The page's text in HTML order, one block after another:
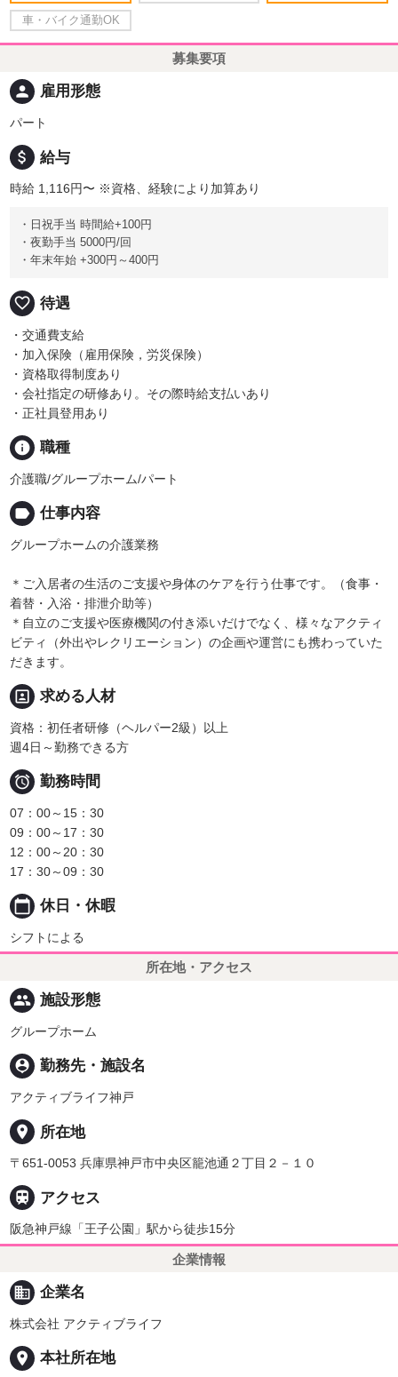
車・バイク通勤OK
募集要項
person 雇用形態
パート
attach_money 給与
時給 1,116円〜 ※資格、経験により加算あり
・日祝手当 時間給+100円
・夜勤手当 5000円/回
・年末年始 +300円～400円
favorite_border 待遇
・交通費支給
・加入保険（雇用保険，労災保険）
・資格取得制度あり
・会社指定の研修あり。その際時給支払いあり
・正社員登用あり
info 職種
介護職/グループホーム/パート
label 仕事内容
グループホームの介護業務
＊ご入居者の生活のご支援や身体のケアを行う仕事です。（食事・
着替・入浴・排泄介助等）
＊自立のご支援や医療機関の付き添いだけでなく、様々なアクティ
ビティ（外出やレクリエーション）の企画や運営にも携わっていた
だきます。
portrait 求める人材
資格：初任者研修（ヘルパー2級）以上
週4日～勤務できる方
 勤務時間
07：00～15：30
09：00～17：30
12：00～20：30
17：30～09：30
calendar_today 休日・休暇
シフトによる
所在地・アクセス
people 施設形態
グループホーム
person_pin 勤務先・施設名
アクティブライフ神戸
place 所在地
〒651-0053 兵庫県神戸市中央区籠池通２丁目２－１０
 アクセス
阪急神戸線「王子公園」駅から徒歩15分
企業情報
business 企業名
株式会社 アクティブライフ
place 本社所在地